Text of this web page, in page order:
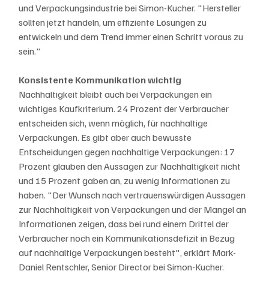
und Verpackungsindustrie bei Simon-Kucher. "Hersteller
sollten jetzt handeln, um effiziente Lösungen zu
entwickeln und dem Trend immer einen Schritt voraus zu
sein."
Konsistente Kommunikation wichtig
Nachhaltigkeit bleibt auch bei Verpackungen ein
wichtiges Kaufkriterium. 24 Prozent der Verbraucher
entscheiden sich, wenn möglich, für nachhaltige
Verpackungen. Es gibt aber auch bewusste
Entscheidungen gegen nachhaltige Verpackungen: 17
Prozent glauben den Aussagen zur Nachhaltigkeit nicht
und 15 Prozent gaben an, zu wenig Informationen zu
haben. "Der Wunsch nach vertrauenswürdigen Aussagen
zur Nachhaltigkeit von Verpackungen und der Mangel an
Informationen zeigen, dass bei rund einem Drittel der
Verbraucher noch ein Kommunikationsdefizit in Bezug
auf nachhaltige Verpackungen besteht", erklärt Mark-
Daniel Rentschler, Senior Director bei Simon-Kucher.